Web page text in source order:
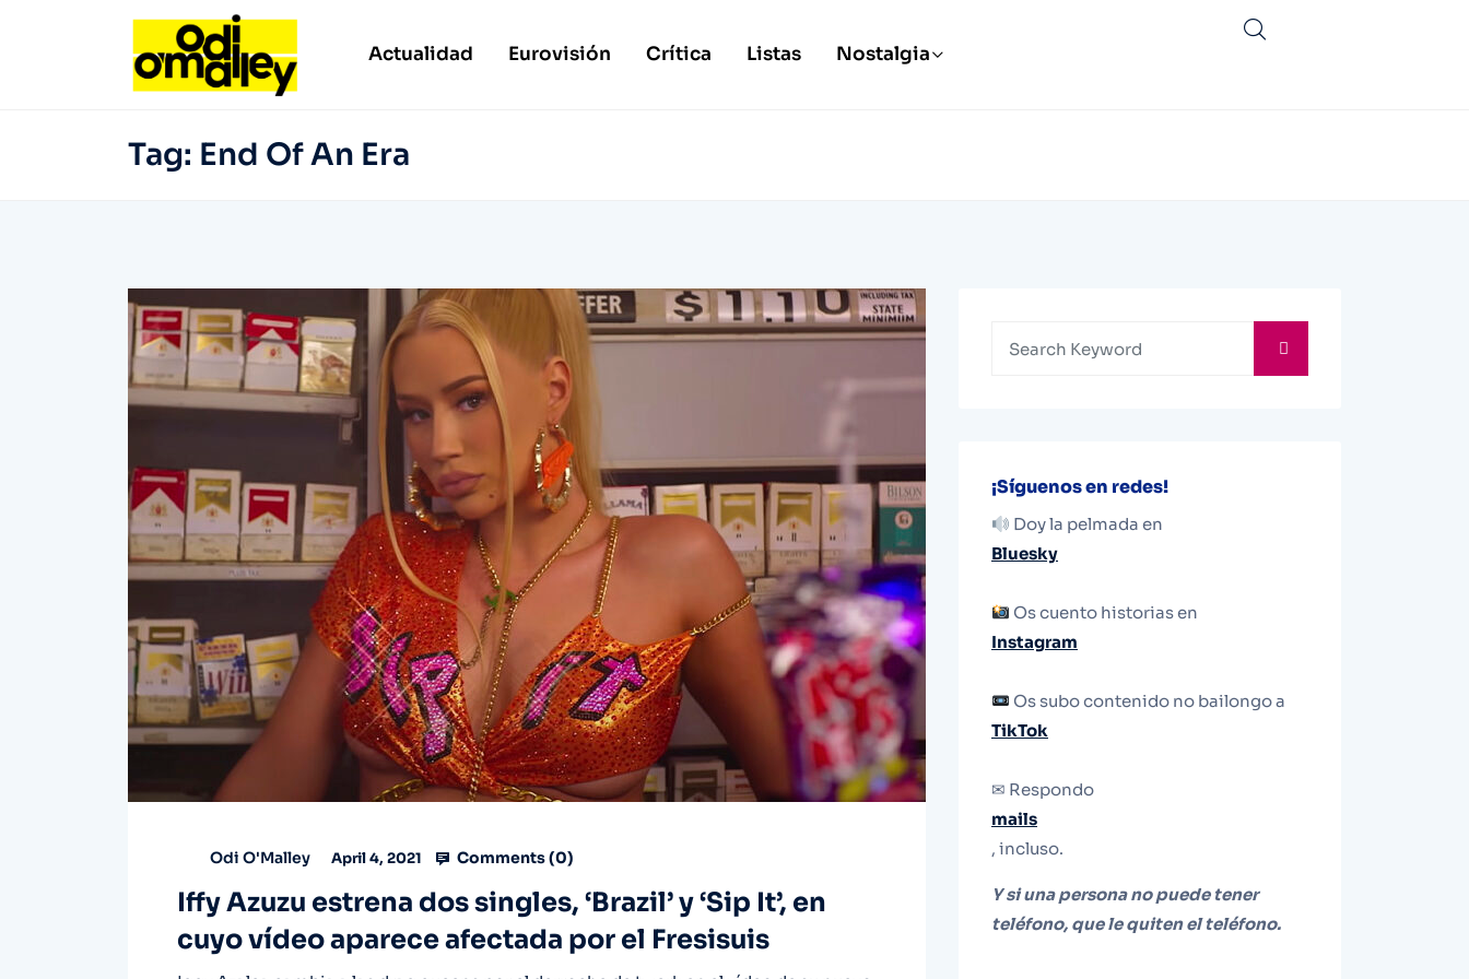
Actualidad Eurovisión Crítica Listas Nostalgia
Tag: End Of An Era
Odi O'Malley April 4, 2021 Comments (0)
Iffy Azuzu estrena dos singles, ‘Brazil’ y ‘Sip It’, en
cuyo vídeo aparece afectada por el Fresisuis
¡Síguenos en redes!
Doy la pelmada en
Bluesky
Os cuento historias en
Instagram
Os subo contenido no bailongo a
TikTok
✉ Respondo
mails
, incluso.
Y si una persona no puede tener
teléfono, que le quiten el teléfono.